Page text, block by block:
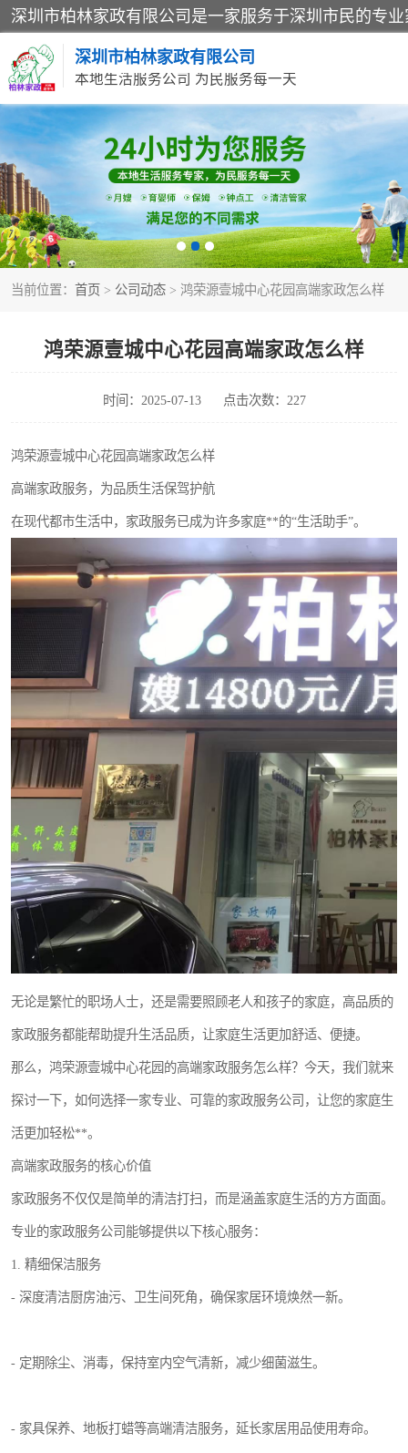
深圳市柏林家政有限公司
本地生活服务公司 为民服务每一天
当前位置： 首页 > 公司动态 > 鸿荣源壹城中心花园高端家政怎么样
鸿荣源壹城中心花园高端家政怎么样
时间：2025-07-13 点击次数：227
鸿荣源壹城中心花园高端家政怎么样
高端家政服务，为品质生活保驾护航
在现代都市生活中，家政服务已成为许多家庭**的“生活助手”。
无论是繁忙的职场人士，还是需要照顾老人和孩子的家庭，高品质的
家政服务都能帮助提升生活品质，让家庭生活更加舒适、便捷。
那么，鸿荣源壹城中心花园的高端家政服务怎么样？今天，我们就来
探讨一下，如何选择一家专业、可靠的家政服务公司，让您的家庭生
活更加轻松**。
高端家政服务的核心价值
家政服务不仅仅是简单的清洁打扫，而是涵盖家庭生活的方方面面。
专业的家政服务公司能够提供以下核心服务：
1. 精细保洁服务
- 深度清洁厨房油污、卫生间死角，确保家居环境焕然一新。
- 定期除尘、消毒，保持室内空气清新，减少细菌滋生。
- 家具保养、地板打蜡等高端清洁服务，延长家居用品使用寿命。
家居保洁
家庭保姆